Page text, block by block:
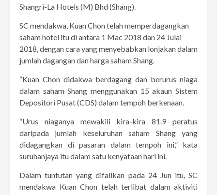
Shangri-La Hotels (M) Bhd (Shang).
SC mendakwa, Kuan Chon telah memperdagangkan
saham hotel itu di antara 1 Mac 2018 dan 24 Julai
2018, dengan cara yang menyebabkan lonjakan dalam
jumlah dagangan dan harga saham Shang.
“Kuan Chon didakwa berdagang dan berurus niaga
dalam saham Shang menggunakan 15 akaun Sistem
Depositori Pusat (CDS) dalam tempoh berkenaan.
“Urus niaganya mewakili kira-kira 81.9 peratus
daripada jumlah keseluruhan saham Shang yang
didagangkan di pasaran dalam tempoh ini,” kata
suruhanjaya itu dalam satu kenyataan hari ini.
Dalam tuntutan yang difailkan pada 24 Jun itu, SC
mendakwa Kuan Chon telah terlibat dalam aktiviti